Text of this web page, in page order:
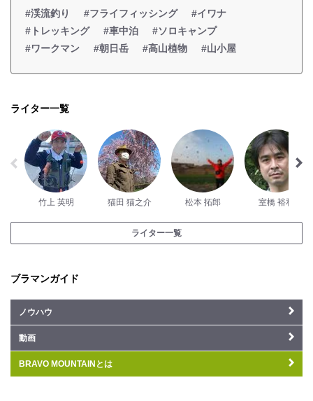
#渓流釣り #フライフィッシング
#イワナ
#トレッキング
#車中泊
#ソロキャンプ
#ワークマン
#朝日岳 #高山植物 #山小屋
ライター一覧
竹上 英明 猫田 猫之介 松本 拓郎 室橋 裕和
ライター一覧
ブラマンガイド
ノウハウ
動画
BRAVO MOUNTAINとは